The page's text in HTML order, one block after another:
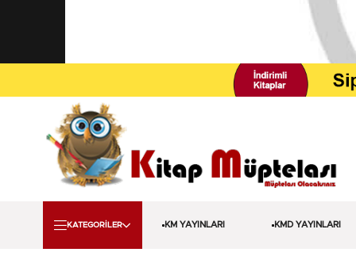
KATEGORİLER KM YAYINLARI KMD YAYINLARI